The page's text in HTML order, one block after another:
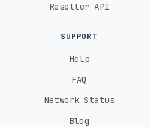
Reseller API
SUPPORT
Help
FAQ
Network Status
Blog